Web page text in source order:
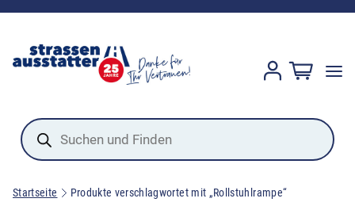
Products
search
Startseite Produkte verschlagwortet mit „Rollstuhlrampe“